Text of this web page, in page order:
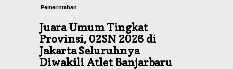
Pemerintahan
Juara Umum Tingkat
Provinsi, 02SN 2026 di
Jakarta Seluruhnya
Diwakili Atlet Banjarbaru